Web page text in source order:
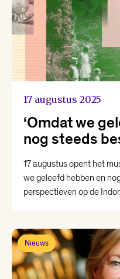
17 augustus 2025
‘Omdat we
nog steeds
17 augustus opent het
we geleefd hebben en
perspectieven op de
Nieuws